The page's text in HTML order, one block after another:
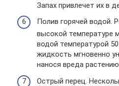
Запах привлечет их в
Полив горячей водой.
высокой температуре
водой температурой
жидкость мгновенно
нанося вреда
Острый перец.